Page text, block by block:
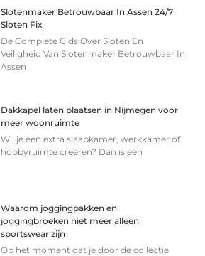
Slotenmaker Betrouwbaar In Assen 24/7
Sloten Fix
De Complete Gids Over Sloten En
Veiligheid Van Slotenmaker Betrouwbaar In
Assen
Dakkapel laten plaatsen in Nijmegen voor
meer woonruimte
Wil je een extra slaapkamer, werkkamer of
hobbyruimte creëren? Dan is een
Waarom joggingpakken en
joggingbroeken niet meer alleen
sportswear zijn
Op het moment dat je door de collectie